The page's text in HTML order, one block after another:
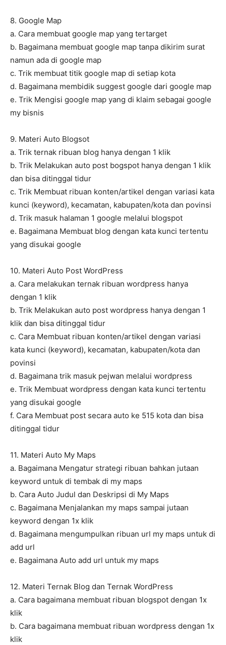
8. Google Map
a. Cara membuat google map yang tertarget
b. Bagaimana membuat google map tanpa dikirim surat
namun ada di google map
c. Trik membuat titik google map di setiap kota
d. Bagaimana membidik suggest google dari google map
e. Trik Mengisi google map yang di klaim sebagai google
my bisnis
9. Materi Auto Blogsot
a. Trik ternak ribuan blog hanya dengan 1 klik
b. Trik Melakukan auto post bogspot hanya dengan 1 klik
dan bisa ditinggal tidur
c. Trik Membuat ribuan konten/artikel dengan variasi kata
kunci (keyword), kecamatan, kabupaten/kota dan povinsi
d. Trik masuk halaman 1 google melalui blogspot
e. Bagaimana Membuat blog dengan kata kunci tertentu
yang disukai google
10. Materi Auto Post WordPress
a. Cara melakukan ternak ribuan wordpress hanya
dengan 1 klik
b. Trik Melakukan auto post wordpress hanya dengan 1
klik dan bisa ditinggal tidur
c. Cara Membuat ribuan konten/artikel dengan variasi
kata kunci (keyword), kecamatan, kabupaten/kota dan
povinsi
d. Bagaimana trik masuk pejwan melalui wordpress
e. Trik Membuat wordpress dengan kata kunci tertentu
yang disukai google
f. Cara Membuat post secara auto ke 515 kota dan bisa
ditinggal tidur
11. Materi Auto My Maps
a. Bagaimana Mengatur strategi ribuan bahkan jutaan
keyword untuk di tembak di my maps
b. Cara Auto Judul dan Deskripsi di My Maps
c. Bagaimana Menjalankan my maps sampai jutaan
keyword dengan 1x klik
d. Bagaimana mengumpulkan ribuan url my maps untuk di
add url
e. Bagaimana Auto add url untuk my maps
12. Materi Ternak Blog dan Ternak WordPress
a. Cara bagaimana membuat ribuan blogspot dengan 1x
klik
b. Cara bagaimana membuat ribuan wordpress dengan 1x
klik